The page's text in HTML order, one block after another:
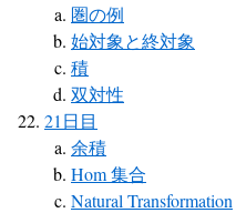
圏の例
始対象と終対象
積
双対性
21日目
余積
Hom 集合
Natural Transformation